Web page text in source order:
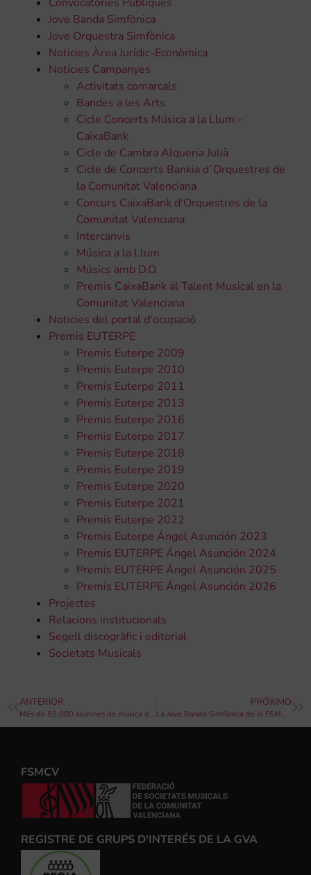
Jove Banda Simfònica
Jove Orquestra Simfònica
Noticies Àrea Jurídic-Econòmica
Notícies Campanyes
Activitats comarcals
Bandes a les Arts
Cicle Concerts Música a la Llum –
CaixaBank
Cicle de Cambra Alqueria Julià
Cicle de Concerts Bankia d´Orquestres de
la Comunitat Valenciana
Concurs CaixaBank d'Orquestres de la
Comunitat Valenciana
Intercanvis
Música a la Llum
Músics amb D.O.
Premis CaixaBank al Talent Musical en la
Comunitat Valenciana
Noticies del portal d'ocupació
Premis EUTERPE
Premis Euterpe 2009
Premis Euterpe 2010
Premis Euterpe 2011
Premis Euterpe 2013
Premis Euterpe 2016
Premis Euterpe 2017
Premis Euterpe 2018
Premis Euterpe 2019
Premis Euterpe 2020
Premis Euterpe 2021
Premis Euterpe 2022
Premis Euterpe Ángel Asunción 2023
Premis EUTERPE Ángel Asunción 2024
Premis EUTERPE Ángel Asunción 2025
Premis EUTERPE Ángel Asunción 2026
Projectes
Relacions institucionals
Segell discogràfic i editorial
Societats Musicals
ANTERIOR
Més de 50.000 alumnes de música de la Comunitat Valenciana continuen les seues classes de manera online
PRÓXIMO
La Jove Banda Simfònica de la FSMCV selecciona la seua plantilla per a 2020
FSMCV
REGISTRE DE GRUPS D'INTERÉS DE LA GVA